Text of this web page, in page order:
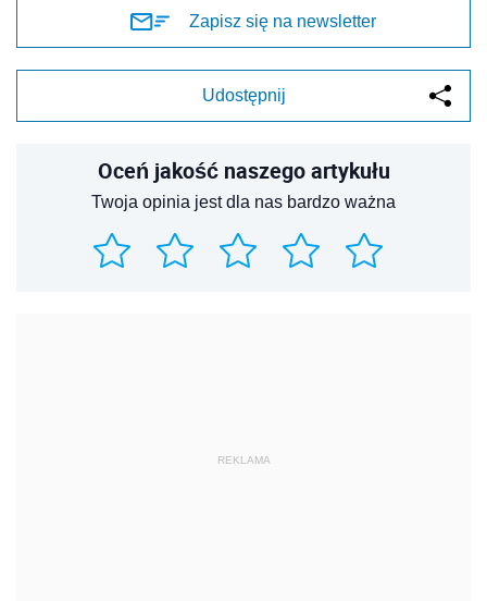
Zapisz się na newsletter
Udostępnij
Oceń jakość naszego artykułu
Twoja opinia jest dla nas bardzo ważna
REKLAMA